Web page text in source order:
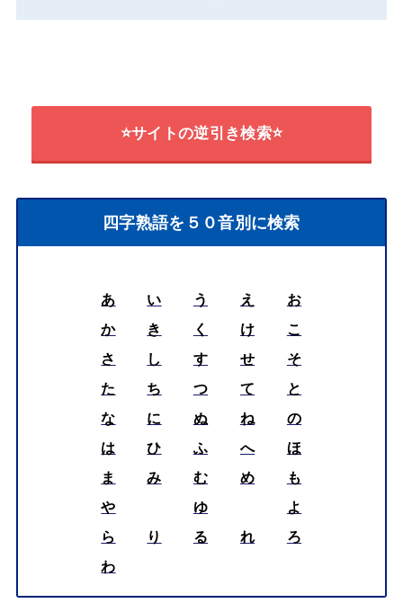
⭐サイトの逆引き検索⭐
四字熟語を５０音別に検索
あ い う え
お
か
き く け
こ
さ
し す せ
そ
た
ち つ て
と
な
に ぬ ね
の
は
ひ ふ へ
ほ
ま
み む め
も
や
ゆ
よ
ら
り る れ
ろ
わ